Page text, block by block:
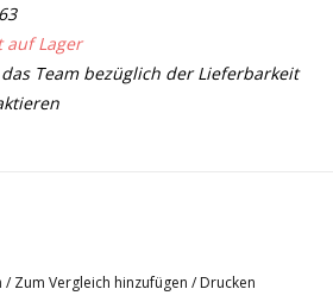
auf Lager
Team bezüglich der Lieferbarkeit
möchte, die sich vor
/ Zum Vergleich hinzufügen / Drucken